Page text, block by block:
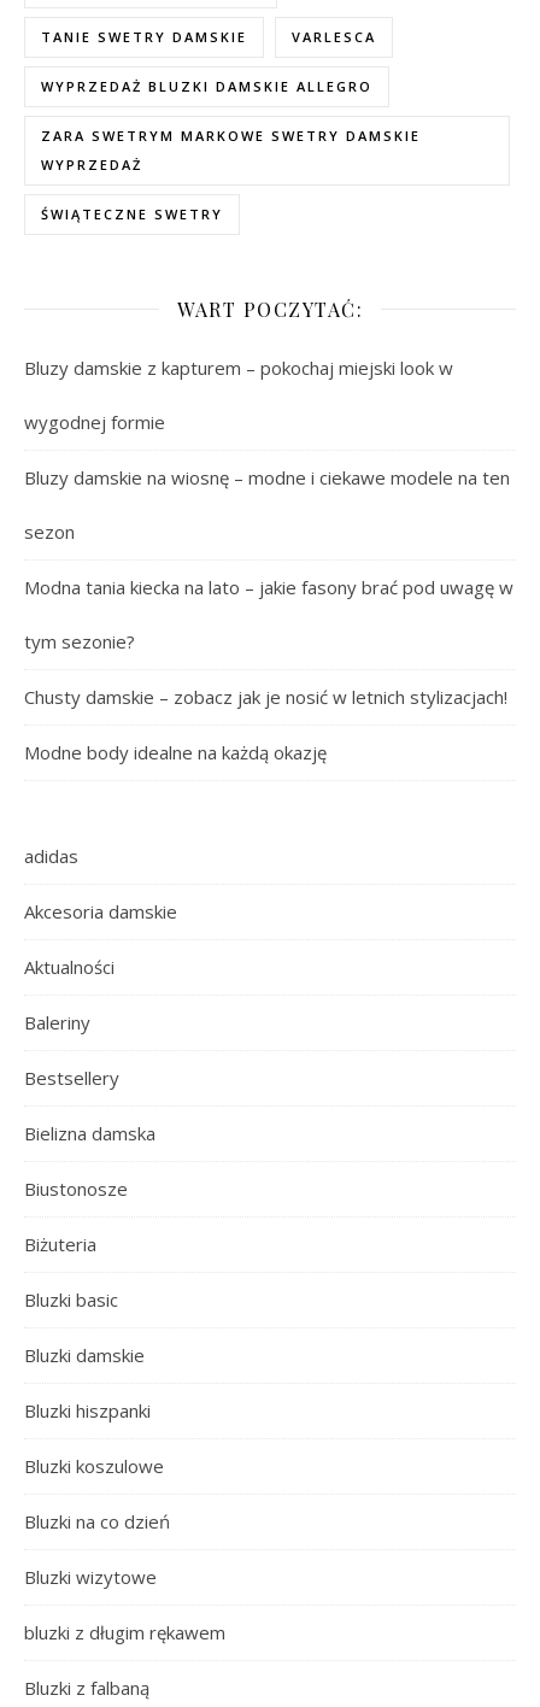
TANIE SWETRY DAMSKIE VARLESCA
WYPRZEDAŻ BLUZKI DAMSKIE ALLEGRO
ZARA SWETRYM MARKOWE SWETRY DAMSKIE
WYPRZEDAŻ
ŚWIĄTECZNE SWETRY
WART POCZYTAĆ:
Bluzy damskie z kapturem – pokochaj miejski look w
wygodnej formie
Bluzy damskie na wiosnę – modne i ciekawe modele na ten
sezon
Modna tania kiecka na lato – jakie fasony brać pod uwagę w
tym sezonie?
Chusty damskie – zobacz jak je nosić w letnich stylizacjach!
Modne body idealne na każdą okazję
adidas
Akcesoria damskie
Aktualności
Baleriny
Bestsellery
Bielizna damska
Biustonosze
Biżuteria
Bluzki basic
Bluzki damskie
Bluzki hiszpanki
Bluzki koszulowe
Bluzki na co dzień
Bluzki wizytowe
bluzki z długim rękawem
Bluzki z falbaną